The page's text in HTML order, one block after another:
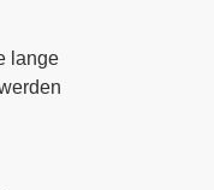
lange